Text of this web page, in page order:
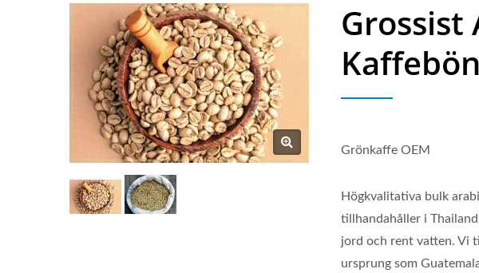
Grossist
Grönkaffe OEM
Högkvalitativa bulk
tillhandahåller i
jord och rent vatten. Vi
ursprung som